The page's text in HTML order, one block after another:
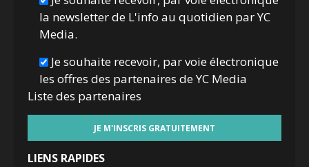
la newsletter de L'info au quotidien par YC
Media.
Je souhaite recevoir, par voie électronique
les offres des partenaires de YC Media
Liste des partenaires
LIENS RAPIDES